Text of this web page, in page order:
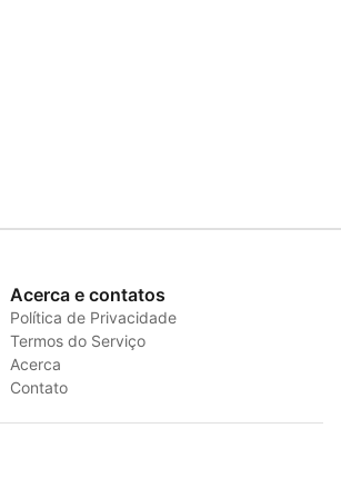
Acerca e contatos
Política de Privacidade
Termos do Serviço
Acerca
Contato